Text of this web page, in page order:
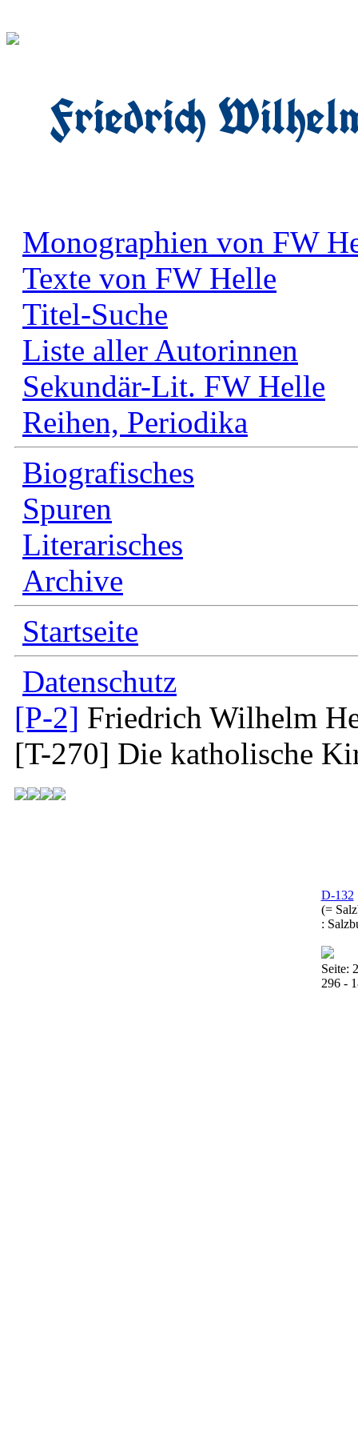
Friedrich
Monographien von FW
Texte von FW Helle
Titel-Suche
Liste aller Autorinnen
Sekundär-Lit. FW Helle
Reihen, Periodika
Biografisches
Spuren
Literarisches
Archive
Startseite
Datenschutz
[P-2] Friedrich Wilhelm
[T-270] Die katholische
D-132
(=
:
Seite:
296 -